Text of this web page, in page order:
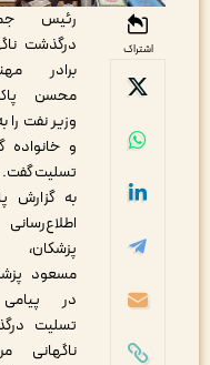
رئیس جمهور
درگذشت ناگهانی
برادر مهندس
محسن پاک‌نژاد
وزیر نفت را به وی
و خانواده گرامی
تسلیت گفت.
به گزارش پایگاه
اطلاع‌رسانی دکتر
پزشکان، دکتر
مسعود پزشکیان
در پیامی با
تسلیت درگذشت
ناگهانی مرحوم